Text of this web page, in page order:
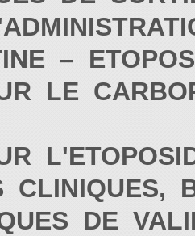
–
LE
CLINIQUES,
DE